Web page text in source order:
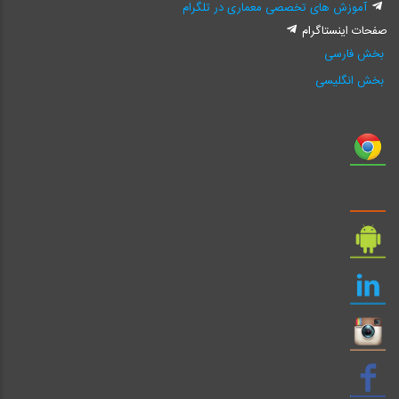
- تعيين فاصله عمودي
- الگوهاي چيدمان
تنظيماتMullion ها در حالت Store Front
- ايجاد Mullion هاي افقي
- ايجاد Mullion هاي عمودي
تنظيمات
- تعيين متريال پنلها
- تعين نوع پنلها
- تغيير پنلها
قرار دادن درب و پنجره در حالت بخش اول
آموزش های تخصصی معماری در تلگرام
صفحات اینستاگرام
بخش فارسی
بخش انگلیسی